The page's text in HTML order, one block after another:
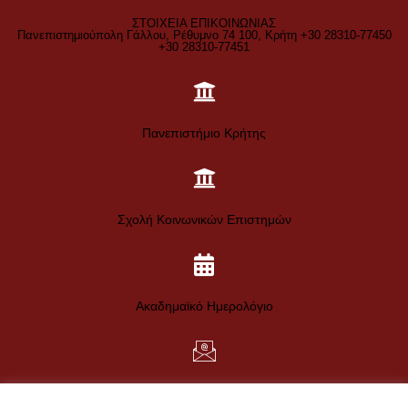
ΣΤΟΙΧΕΙΑ ΕΠΙΚΟΙΝΩΝΙΑΣ
Πανεπιστημιούπολη Γάλλου, Ρέθυμνο 74 100, Κρήτη +30 28310-77450
+30 28310-77451
Πανεπιστήμιο Κρήτης
Σχολή Κοινωνικών Επιστημών
Ακαδημαϊκό Ημερολόγιο